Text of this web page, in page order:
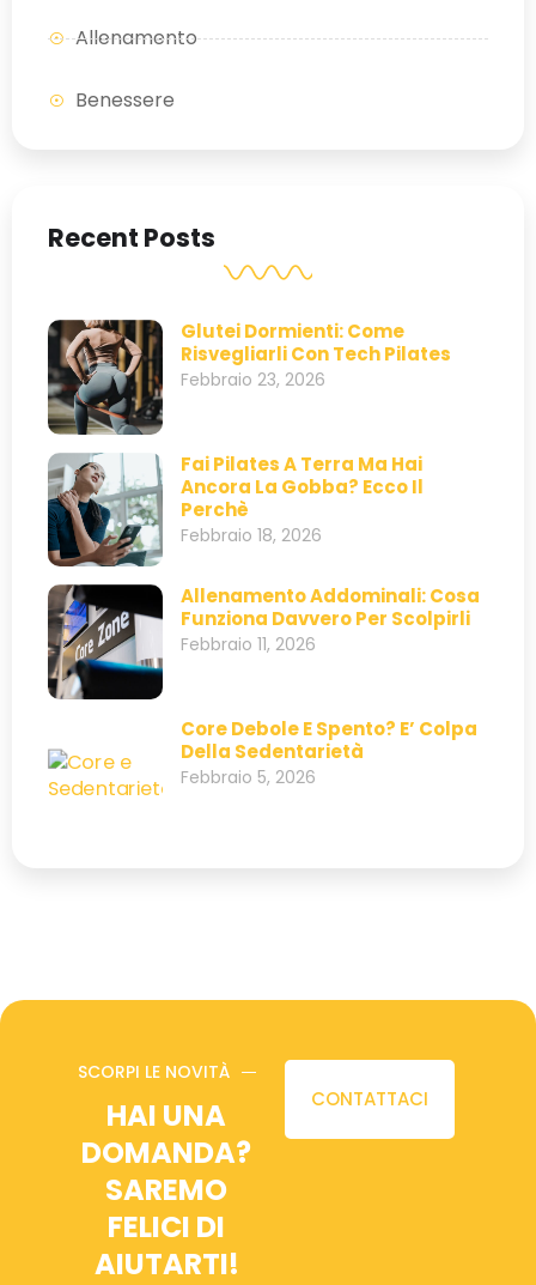
Allenamento
Benessere
Recent Posts
Glutei Dormienti: Come
Risvegliarli Con Tech Pilates
Febbraio 23, 2026
Fai Pilates A Terra Ma Hai
Ancora La Gobba? Ecco Il
Perchè
Febbraio 18, 2026
Allenamento Addominali: Cosa
Funziona Davvero Per Scolpirli
Febbraio 11, 2026
Core Debole E Spento? E’ Colpa
Della Sedentarietà
Febbraio 5, 2026
SCORPI LE NOVITÀ
HAI UNA
DOMANDA?
SAREMO
FELICI DI
AIUTARTI!
CONTATTACI